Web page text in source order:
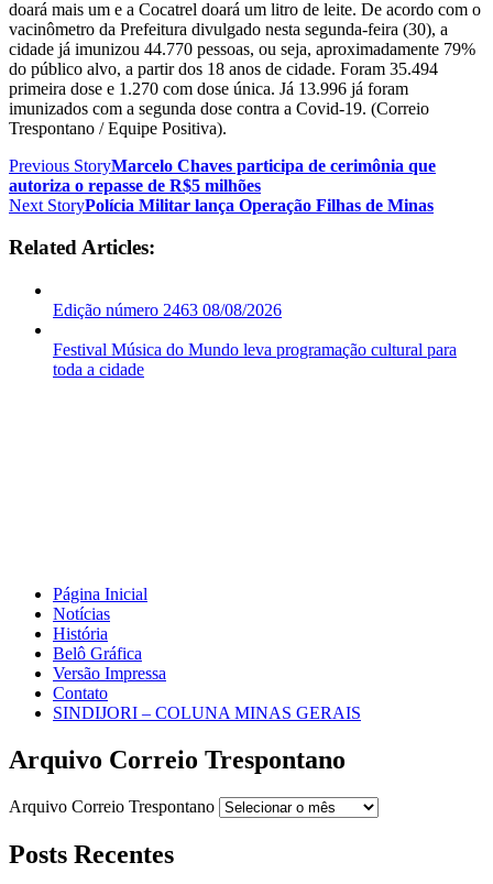
doará mais um e a Cocatrel doará um litro de leite. De acordo com o
vacinômetro da Prefeitura divulgado nesta segunda-feira (30), a
cidade já imunizou 44.770 pessoas, ou seja, aproximadamente 79%
do público alvo, a partir dos 18 anos de cidade. Foram 35.494
primeira dose e 1.270 com dose única. Já 13.996 já foram
imunizados com a segunda dose contra a Covid-19. (Correio
Trespontano / Equipe Positiva).
Previous StoryMarcelo Chaves participa de cerimônia que
autoriza o repasse de R$5 milhões
Next StoryPolícia Militar lança Operação Filhas de Minas
Related Articles:
Edição número 2463 08/08/2026
Festival Música do Mundo leva programação cultural para
toda a cidade
Página Inicial
Notícias
História
Belô Gráfica
Versão Impressa
Contato
SINDIJORI – COLUNA MINAS GERAIS
Arquivo Correio Trespontano
Arquivo Correio Trespontano
Posts Recentes